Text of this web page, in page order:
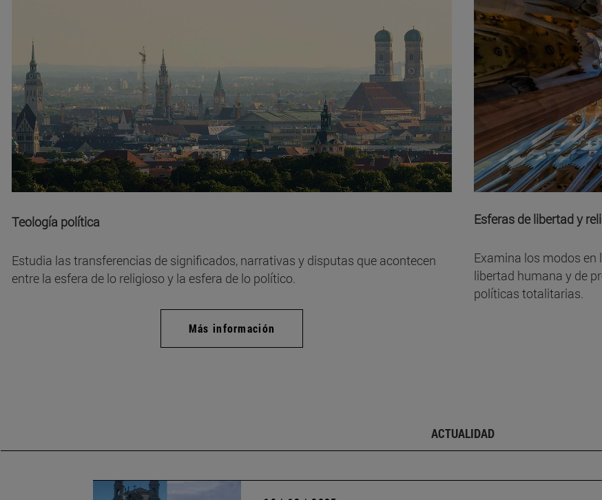
Teología política
Estudia las transferencias de significados, narrativas y disputas que acontecen
entre la esfera de lo religioso y la esfera de lo político.
Más información
Esferas de libertad y
Examina los modos en
libertad humana y de
políticas totalitarias.
ACTUALIDAD